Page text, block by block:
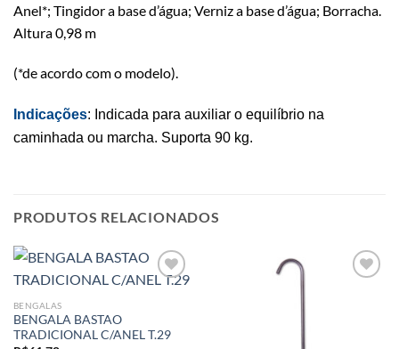
Anel*; Tingidor a base d’água; Verniz a base d’água; Borracha.
Altura 0,98 m
(*de acordo com o modelo).
Indicações: Indicada para auxiliar o equilíbrio na
caminhada ou marcha. Suporta 90 kg.
PRODUTOS RELACIONADOS
wishlist
BENGALAS
BENGALA BASTAO
TRADICIONAL C/ANEL T.29